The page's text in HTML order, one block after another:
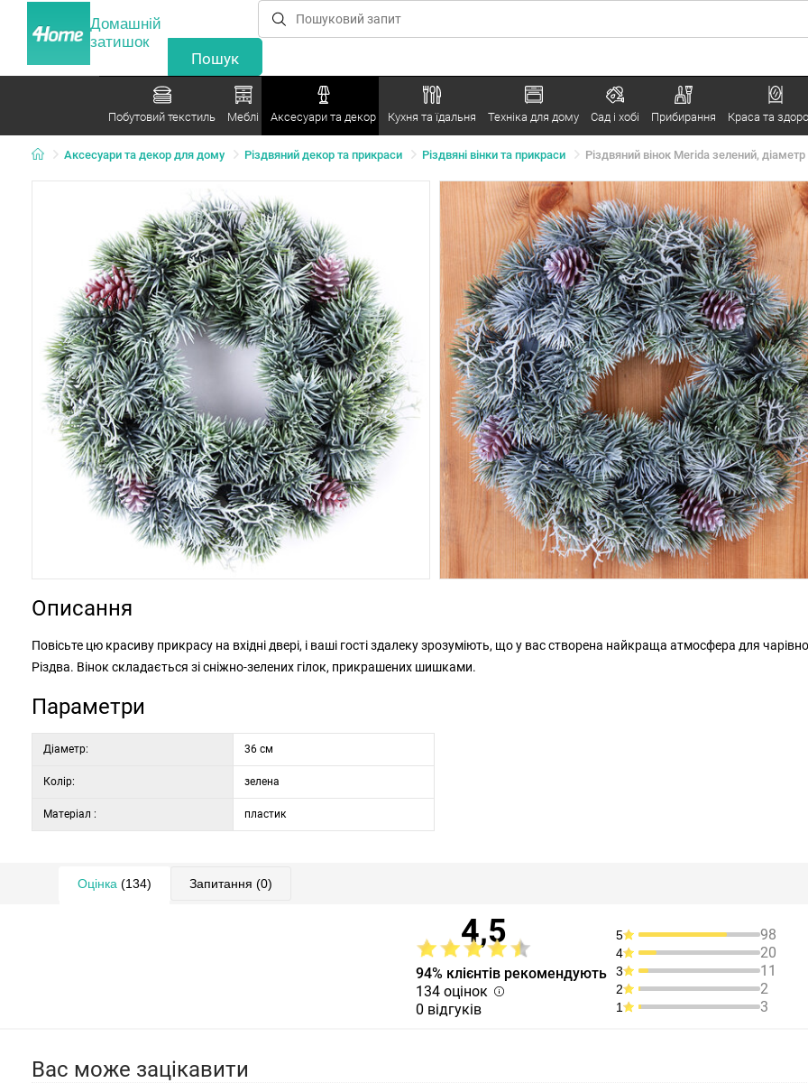
Домашній
затишок
Побутовий текстиль Меблі Аксесуари та декор Кухня та їдальня Техніка для дому Сад і хобі Прибирання Краса та
Аксесуари та декор для дому Різдвяний декор та прикраси Різдвяні вінки та прикраси Різдвяний вінок Merida зелений,
Описання
Повісьте цю красиву прикрасу на вхідні двері, і ваші гості здалеку зрозуміють, що у вас створена найкраща атмосфера для
Різдва. Вінок складається зі сніжно-зелених гілок, прикрашених шишками.
Параметри
Діаметр: 36 см
Колір: зелена
Матеріал : пластик
Оцінка (134) Запитання (0)
4,5
94% клієнтів рекомендують
134 оцінок
0 відгуків
5 98
4 20
3 11
2 2
1 3
Вас може зацікавити